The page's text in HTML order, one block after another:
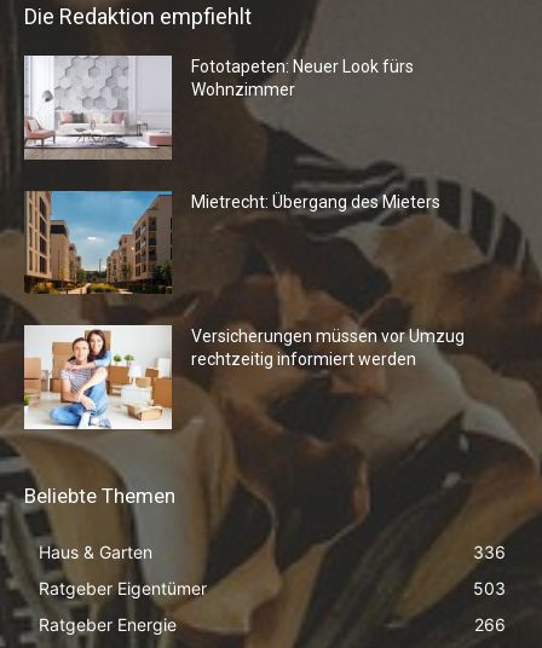
Die Redaktion empfiehlt
Fototapeten: Neuer Look fürs
Wohnzimmer
Mietrecht: Übergang des Mieters
Versicherungen müssen vor Umzug
rechtzeitig informiert werden
Beliebte Themen
Haus & Garten
336
Ratgeber Eigentümer
503
Ratgeber Energie
266